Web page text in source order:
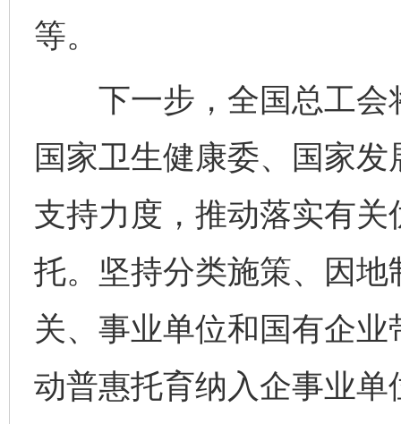
等。
下一步，全国总工会
国家卫生健康委、国家
支持力度，推动落实有
托。坚持分类施策、因
关、事业单位和国有企
动普惠托育纳入企事业